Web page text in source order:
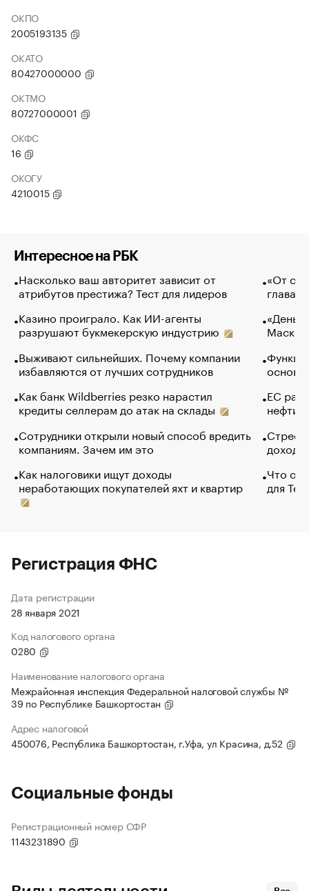
ОКПО
2005193135
ОКАТО
80427000000
ОКТМО
80727000001
ОКФС
16
ОКОГУ
4210015
Интересное на РБК
Насколько ваш авторитет зависит от
атрибутов престижа? Тест для лидеров
Казино проиграло. Как ИИ-агенты
разрушают букмекерскую индустрию
Выживают сильнейших. Почему компании
избавляются от лучших сотрудников
Как банк Wildberries резко нарастил
кредиты селлерам до атак на склады
Сотрудники открыли новый способ вредить
компаниям. Зачем им это
Как налоговики ищут доходы
неработающих покупателей яхт и квартир
«От
глава
Маск в
основ
ЕС
нефти
Что
для
Регистрация ФНС
Дата регистрации
28 января 2021
Код налогового органа
0280
Наименование налогового органа
Межрайонная инспекция Федеральной налоговой службы №
39 по Республике Башкортостан
Адрес налоговой
450076, Республика Башкортостан, г.Уфа, ул Красина, д.52
Социальные фонды
Регистрационный номер СФР
1143231890